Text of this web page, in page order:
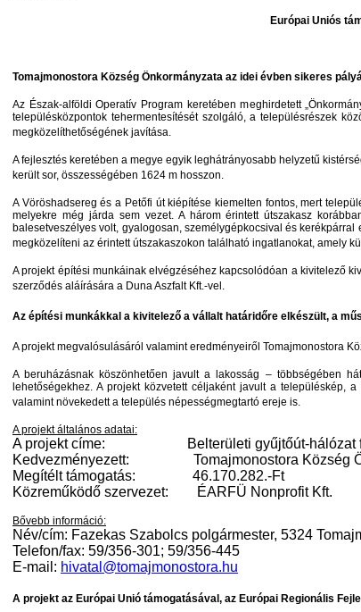
Európai Uniós
Tomajmonostora Község Önkormányzata az idei évben sikeres
Az Észak-alföldi Operatív Program keretében meghirdetett
településközpontok tehermentesítését szolgáló, a településrészek
megközelíthetőségének javítása.
A fejlesztés keretében a megye egyik leghátrányosabb helyzetű
került sor, összességében 1624 m hosszon.
A Vöröshadsereg és a Petőfi út kiépítése kiemelten fontos, mert
melyekre még járda sem vezet. A három érintett útszakasz
balesetveszélyes volt, gyalogosan, személygépkocsival és
megközelíteni az érintett útszakaszokon található ingatlanokat, amely
A projekt építési munkáinak elvégzéséhez kapcsolódóan a kivitelező
szerződés aláírására a Duna Aszfalt Kft.-vel.
Az építési munkákkal a kivitelező a vállalt határidőre elkészült, a
A projekt megvalósulásáról valamint eredményeiről Tomajmonostora
A beruházásnak köszönhetően javult a lakosság – többségében
lehetőségekhez. A projekt közvetett céljaként javult a településkép,
valamint növekedett a település népességmegtartó ereje is.
A projekt általános adatai:
A projekt címe:
Belterületi gyűjtőút-
Kedvezményezett:
Tomajmonostora Község
Megítélt támogatás:
46.170.282.-Ft
Közreműködő szervezet:
ÉARFÜ Nonprofit Kft.
Bővebb információ:
Név/cím: Fazekas Szabolcs polgármester, 5324
Telefon/fax: 59/356-301; 59/356-445
E-mail: hivatal@tomajmonostora.hu
A projekt az Európai Unió támogatásával, az Európai Regionális